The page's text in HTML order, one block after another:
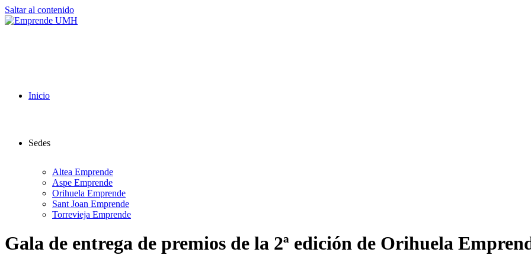
Saltar al contenido
Inicio
Sedes
Altea Emprende
Aspe Emprende
Orihuela Emprende
Sant Joan Emprende
Torrevieja Emprende
Gala de entrega de premios de la 2ª edición de Orihuela